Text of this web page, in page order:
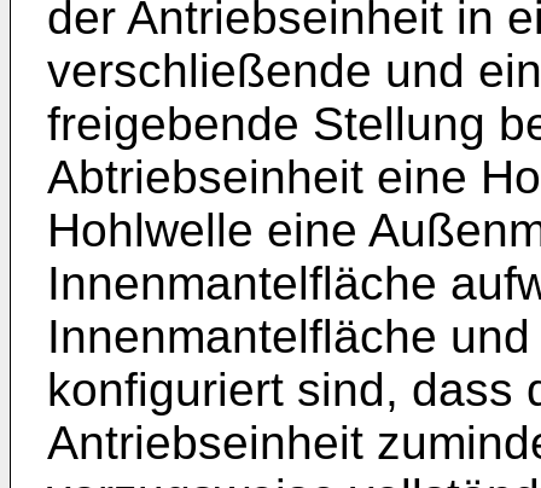
der Antriebseinheit in
verschließende und
freigebende Stellung
Abtriebseinheit eine
Hohlwelle eine
Innenmantelfläche
Innenmantelfläche
konfiguriert sind, dass
Antriebseinheit